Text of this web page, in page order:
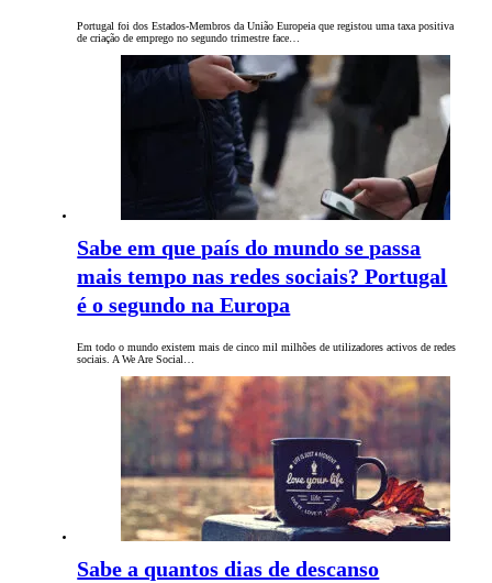
Portugal foi dos Estados-Membros da União Europeia que registou uma taxa positiva
de criação de emprego no segundo trimestre face…
Sabe em que país do mundo se passa
mais tempo nas redes sociais? Portugal
é o segundo na Europa
Em todo o mundo existem mais de cinco mil milhões de utilizadores activos de redes
sociais. A We Are Social…
Sabe a quantos dias de descanso